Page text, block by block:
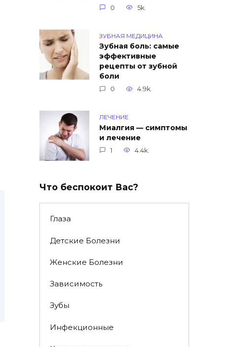
0 5k.
ЗУБНАЯ МЕДИЦИНА
Зубная боль: самые
эффективные
рецепты от зубной
боли
0 4.9k.
ЛЕЧЕНИЕ
Миалгия — симптомы
и лечение
1 4.4k.
Что беспокоит Вас?
Глаза
Детские Болезни
Женские Болезни
Зависимость
Зубы
Инфекционные